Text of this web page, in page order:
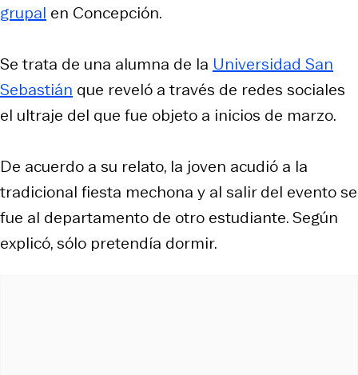
grupal en Concepción.
Se trata de una alumna de la Universidad San
Sebastián que reveló a través de redes sociales
el ultraje del que fue objeto a inicios de marzo.
De acuerdo a su relato, la joven acudió a la
tradicional fiesta mechona y al salir del evento se
fue al departamento de otro estudiante. Según
explicó, sólo pretendía dormir.